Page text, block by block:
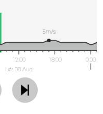
12:00
Lør 08 Aug
18:00 0:00
5m/s